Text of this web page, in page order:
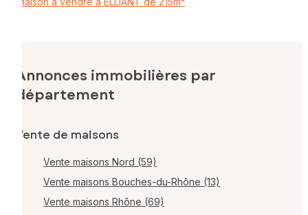
Annonces immobilières par
département
Vente de maisons
Vente maisons Nord (59)
Vente maisons Bouches-du-Rhône (13)
Vente maisons Rhône (69)